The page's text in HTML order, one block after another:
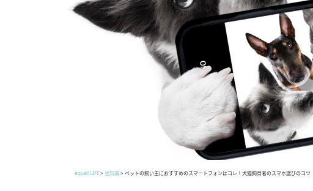
equall LIFE> 豆知識> ペットの飼い主におすすめのスマートフォンはコレ！犬猫飼育者のスマホ選びのコツ